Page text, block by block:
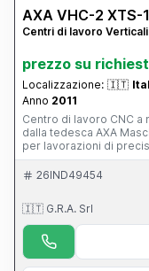
AXA VHC-2 XTS-
Centri di lavoro
prezzo su
Localizzazione: 🇮🇹
Anno 2011
Centro di lavoro CNC a
dalla tedesca AXA
per lavorazioni di
particolarmente diffusa
aerospaziale; energia;
a un classico centro
lavoro, CN Siemens
impeccabile,
truciolo...), mandrino in
26IND49454
🇮🇹 G.R.A. Srl